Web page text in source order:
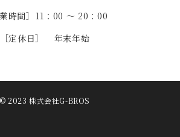
時間］
11：00 ～ 20：00
［定休日］
年末年始
© 2023 株式会社G-BROS